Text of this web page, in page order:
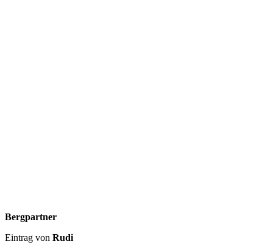
Bergpartner
Eintrag von Rudi